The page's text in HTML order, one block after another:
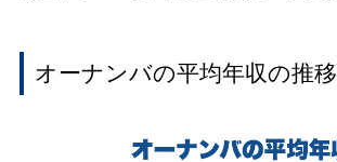
オーナンバの平均年収の推移